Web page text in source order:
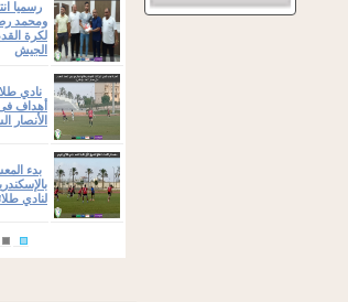
رسميا
ومحمد
لكرة
الجيش
نادي
أهداف فى
الأنصار
بدء
لنادي